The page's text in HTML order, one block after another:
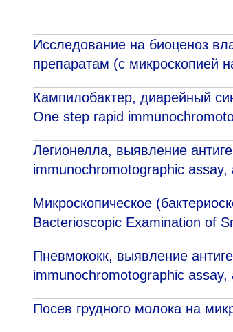
Исследование на биоценоз
препаратам (с микроскопией
Кампилобактер, диарейный
One step rapid
Легионелла, выявление
immunосhromotographic assay,
Микроскопическое
Bacterioscopic Examination of
Пневмококк, выявление
immunосhromotographic assay,
Посев грудного молока на